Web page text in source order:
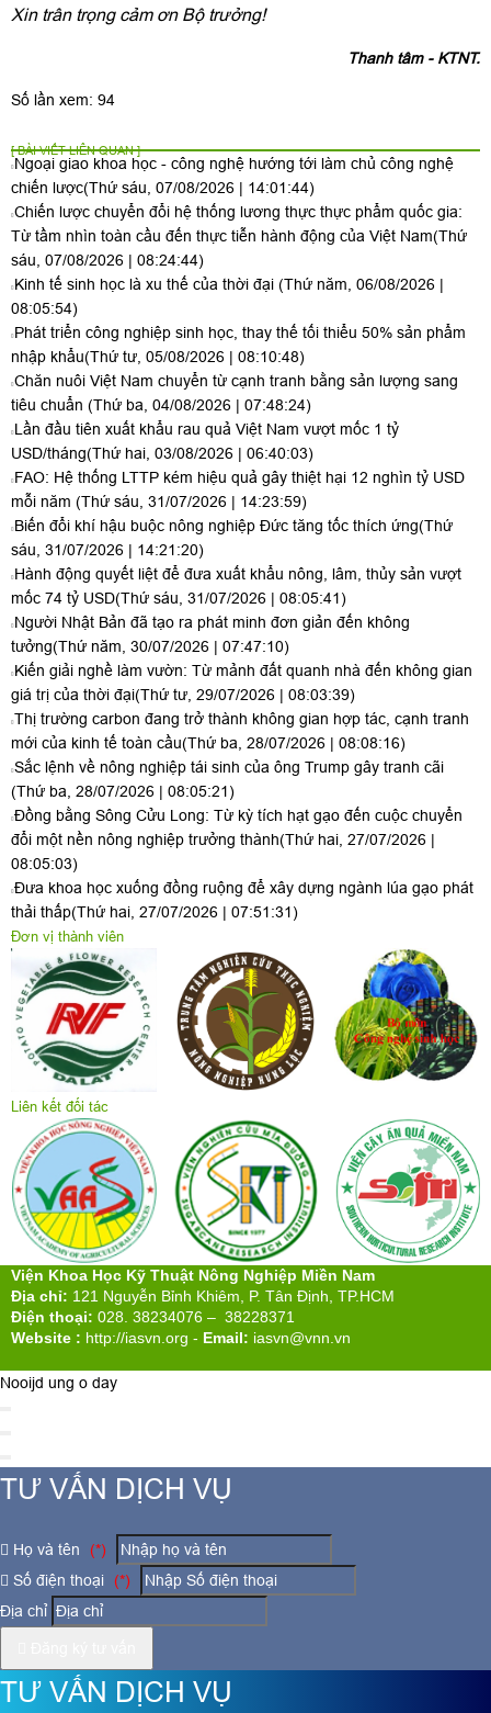
Xin trân trọng cảm ơn Bộ trưởng!
Thanh tâm - KTNT.
Số lần xem: 94
[ BÀI VIẾT LIÊN QUAN ]
Ngoại giao khoa học - công nghệ hướng tới làm chủ công nghệ
chiến lược(Thứ sáu, 07/08/2026 | 14:01:44)
Chiến lược chuyển đổi hệ thống lương thực thực phẩm quốc gia:
Từ tầm nhìn toàn cầu đến thực tiễn hành động của Việt Nam(Thứ
sáu, 07/08/2026 | 08:24:44)
Kinh tế sinh học là xu thế của thời đại (Thứ năm, 06/08/2026 |
08:05:54)
Phát triển công nghiệp sinh học, thay thế tối thiểu 50% sản phẩm
nhập khẩu(Thứ tư, 05/08/2026 | 08:10:48)
Chăn nuôi Việt Nam chuyển từ cạnh tranh bằng sản lượng sang
tiêu chuẩn (Thứ ba, 04/08/2026 | 07:48:24)
Lần đầu tiên xuất khẩu rau quả Việt Nam vượt mốc 1 tỷ
USD/tháng(Thứ hai, 03/08/2026 | 06:40:03)
FAO: Hệ thống LTTP kém hiệu quả gây thiệt hại 12 nghìn tỷ USD
mỗi năm (Thứ sáu, 31/07/2026 | 14:23:59)
Biến đổi khí hậu buộc nông nghiệp Đức tăng tốc thích ứng(Thứ
sáu, 31/07/2026 | 14:21:20)
Hành động quyết liệt để đưa xuất khẩu nông, lâm, thủy sản vượt
mốc 74 tỷ USD(Thứ sáu, 31/07/2026 | 08:05:41)
Người Nhật Bản đã tạo ra phát minh đơn giản đến không
tưởng(Thứ năm, 30/07/2026 | 07:47:10)
Kiến giải nghề làm vườn: Từ mảnh đất quanh nhà đến không gian
giá trị của thời đại(Thứ tư, 29/07/2026 | 08:03:39)
Thị trường carbon đang trở thành không gian hợp tác, cạnh tranh
mới của kinh tế toàn cầu(Thứ ba, 28/07/2026 | 08:08:16)
Sắc lệnh về nông nghiệp tái sinh của ông Trump gây tranh cãi
(Thứ ba, 28/07/2026 | 08:05:21)
Đồng bằng Sông Cửu Long: Từ kỳ tích hạt gạo đến cuộc chuyển
đổi một nền nông nghiệp trưởng thành(Thứ hai, 27/07/2026 |
08:05:03)
Đưa khoa học xuống đồng ruộng để xây dựng ngành lúa gạo phát
thải thấp(Thứ hai, 27/07/2026 | 07:51:31)
Đơn vị thành viên
Liên kết đối tác
Viện Khoa Học Kỹ Thuật Nông Nghiệp Miền Nam
Địa chỉ: 121 Nguyễn Bỉnh Khiêm, P. Tân Định, TP.HCM
Điện thoại: 028. 38234076 – 38228371
Website : http://iasvn.org - Email: iasvn@vnn.vn
Nooijd ung o day
TƯ VẤN DỊCH VỤ
Họ và tên
(*)
Số điện thoại
(*)
Địa chỉ
TƯ VẤN DỊCH VỤ